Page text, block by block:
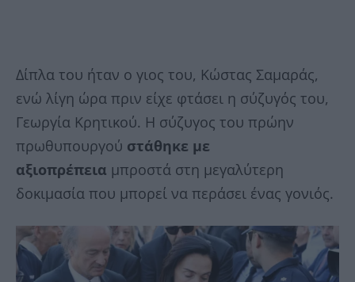
Δίπλα του ήταν ο γιος του, Κώστας Σαμαράς,
ενώ λίγη ώρα πριν είχε φτάσει η σύζυγός του,
Γεωργία Κρητικού. Η σύζυγος του πρώην
πρωθυπουργού στάθηκε με
αξιοπρέπεια μπροστά στη μεγαλύτερη
δοκιμασία που μπορεί να περάσει ένας γονιός.